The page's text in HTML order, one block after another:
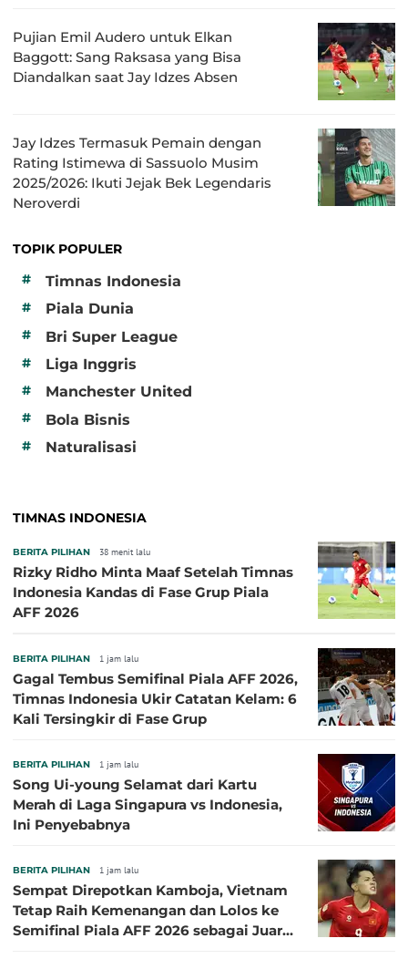
Pujian Emil Audero untuk Elkan
Baggott: Sang Raksasa yang Bisa
Diandalkan saat Jay Idzes Absen
Jay Idzes Termasuk Pemain dengan
Rating Istimewa di Sassuolo Musim
2025/2026: Ikuti Jejak Bek Legendaris
Neroverdi
TOPIK POPULER
#
Timnas Indonesia
# Piala Dunia
# Bri Super League
# Liga Inggris
# Manchester United
# Bola Bisnis
# Naturalisasi
TIMNAS INDONESIA
BERITA PILIHAN 38 menit lalu
Rizky Ridho Minta Maaf Setelah Timnas
Indonesia Kandas di Fase Grup Piala
AFF 2026
BERITA PILIHAN 1 jam lalu
Gagal Tembus Semifinal Piala AFF 2026,
Timnas Indonesia Ukir Catatan Kelam: 6
Kali Tersingkir di Fase Grup
BERITA PILIHAN 1 jam lalu
Song Ui-young Selamat dari Kartu
Merah di Laga Singapura vs Indonesia,
Ini Penyebabnya
BERITA PILIHAN 1 jam lalu
Sempat Direpotkan Kamboja, Vietnam
Tetap Raih Kemenangan dan Lolos ke
Semifinal Piala AFF 2026 sebagai Juara